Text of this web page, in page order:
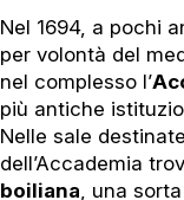
Nel 1694, a pochi
per volontà del
nel complesso l’
più antiche
Nelle sale
dell’Accademia
boiliana, una